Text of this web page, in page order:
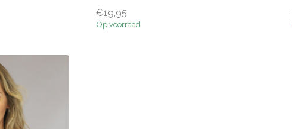
€19,95
Op voorraad